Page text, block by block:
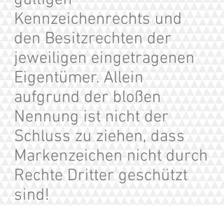
Kennzeichenrechts und
den Besitzrechten der
jeweiligen eingetragenen
Eigentümer. Allein
aufgrund der bloßen
Nennung ist nicht der
Schluss zu ziehen, dass
Markenzeichen nicht durch
Rechte Dritter geschützt
sind!